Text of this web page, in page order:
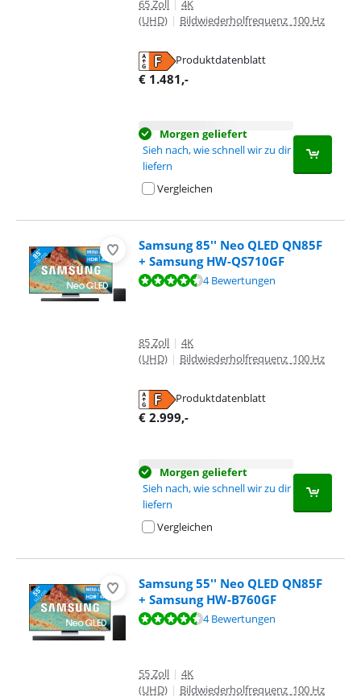
65 Zoll | 4K
(UHD) | Bildwiederholfrequenz 100 Hz
Produktdatenblatt
wird in neuem Tab geöffnet
€ 1.481,-
Morgen geliefert
Sieh nach, wie schnell wir zu dir
liefern
Vergleichen
Samsung 85'' Neo QLED QN85F
+ Samsung HW-QS710GF
Bewertet mit 8,8 von 10, basierend auf 4 Bewertungen.
4 Bewertungen
85 Zoll | 4K
(UHD) | Bildwiederholfrequenz 100 Hz
Produktdatenblatt
wird in neuem Tab geöffnet
€ 2.999,-
Morgen geliefert
Sieh nach, wie schnell wir zu dir
liefern
Vergleichen
Samsung 55'' Neo QLED QN85F
+ Samsung HW-B760GF
Bewertet mit 8,8 von 10, basierend auf 4 Bewertungen.
4 Bewertungen
55 Zoll | 4K
(UHD) | Bildwiederholfrequenz 100 Hz